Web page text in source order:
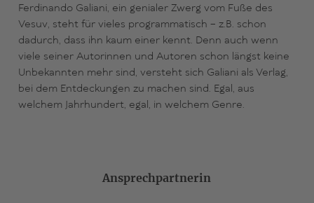
Ferdinando Galiani, ein genialer Zwerg vom Fuße des
Vesuv, steht für vieles programmatisch – z.B. schon
dadurch, dass ihn kaum einer kennt. Denn auch wenn
viele seiner Autorinnen und Autoren schon längst keine
Unbekannten mehr sind, versteht sich Galiani als Verlag,
bei dem Entdeckungen zu machen sind. Egal, aus
welchem Jahrhundert, egal, in welchem Genre.
Ansprechpartnerin